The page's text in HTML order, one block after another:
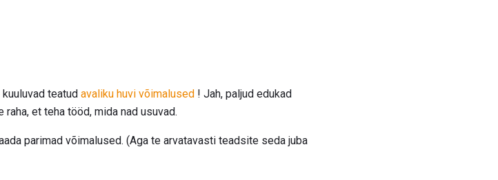
teatud avaliku huvi võimalused ! Jah, paljud edukad
et teha tööd, mida nad usuvad.
parimad võimalused. (Aga te arvatavasti teadsite seda juba